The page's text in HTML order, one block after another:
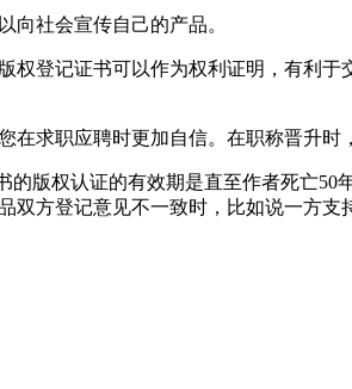
向社会宣传自己的产品。
登记证书可以作为权利证明，有利
求职应聘时更加自信。在职称晋升时
版权认证的有效期是直至作者死亡
方登记意见不一致时，比如说一方